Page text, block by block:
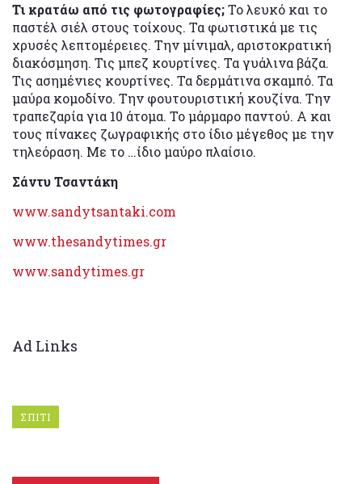
Τι κρατάω από τις φωτογραφίες;Το λευκό και το
παστέλ σιέλ στους τοίχους. Τα φωτιστικά με τις
χρυσές λεπτομέρειες. Την μίνιμαλ, αριστοκρατική
διακόσμηση. Τις μπεζ κουρτίνες. Τα γυάλινα βάζα.
Τις ασημένιες κουρτίνες. Τα δερμάτινα σκαμπό. Τα
μαύρα κομοδίνο. Την φουτουριστική κουζίνα. Την
τραπεζαρία για 10 άτομα. Το μάρμαρο παντού. Α και
τους πίνακες ζωγραφικής στο ίδιο μέγεθος με την
τηλεόραση. Με το …ίδιο μαύρο πλαίσιο.
Σάντυ Τσαντάκη
www.sandytsantaki.com
www.thesandytimes.gr
www.sandytimes.gr
Ad Links
ΣΠΙΤΙ